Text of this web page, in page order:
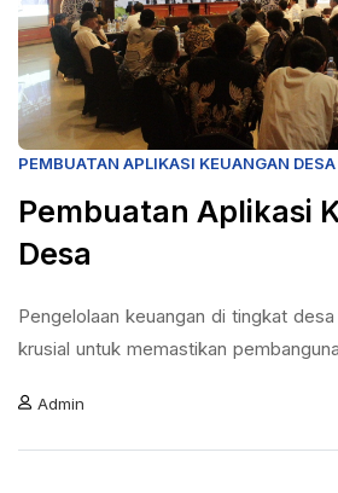
PEMBUATAN APLIKASI KEUANGAN DESA
Pembuatan Aplikasi
Desa
Pengelolaan keuangan di tingkat
krusial untuk memastikan
Admin